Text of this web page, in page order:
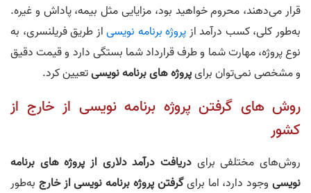
قرار می‌دهند، محروم خواهید بود، مزایایی مثل بیمه، پاداش و غیره.
به‌طور کلی، کسب درآمد از پروژه برنامه نویسیاز طریق فریلنسری، به
نوع پروژه، مهارت شما و طرف قرارداد شما بستگی دارد و قیمت دقیق
و مشخصی نمی‌توان برایپروژه های برنامه نویسیتعیین کرد.
روش های گرفتن پروژه برنامه نویسی از خارج از
کشور
روش‌های مختلفی برای دریافت درآمد دلاری از پروژه های برنامه
نویسیوجود دارد، اما برایگرفتن پروژه برنامه نویسی از خارج به‌طور